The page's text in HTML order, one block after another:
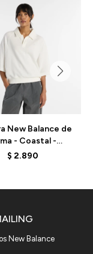
New Balance de
- Coastal -
- CRUDO
$ 2.890
New Balance